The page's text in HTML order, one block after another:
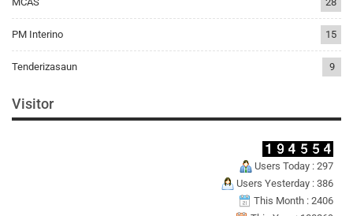
PM Interino 15
Tenderizasaun 9
Visitor
Users Today : 297
Users Yesterday : 386
This Month : 2406